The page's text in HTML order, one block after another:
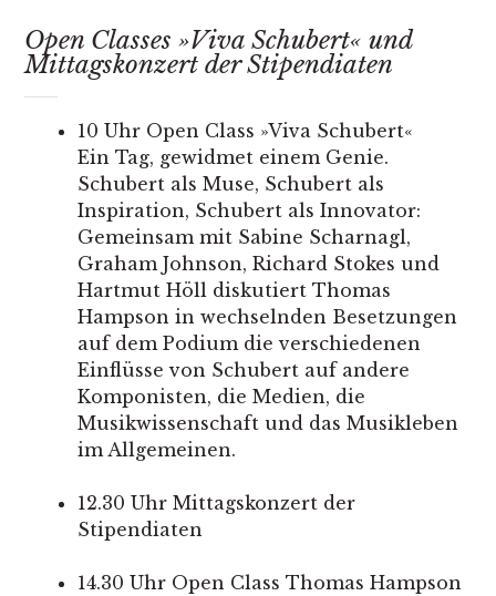
Open Classes »Viva Schubert« und
Mittagskonzert der Stipendiaten
10 Uhr Open Class »Viva Schubert«
Ein Tag, gewidmet einem Genie.
Schubert als Muse, Schubert als
Inspiration, Schubert als Innovator:
Gemeinsam mit Sabine Scharnagl,
Graham Johnson, Richard Stokes und
Hartmut Höll diskutiert Thomas
Hampson in wechselnden Besetzungen
auf dem Podium die verschiedenen
Einflüsse von Schubert auf andere
Komponisten, die Medien, die
Musikwissenschaft und das Musikleben
im Allgemeinen.
12.30 Uhr Mittagskonzert der
Stipendiaten
14.30 Uhr Open Class Thomas Hampson